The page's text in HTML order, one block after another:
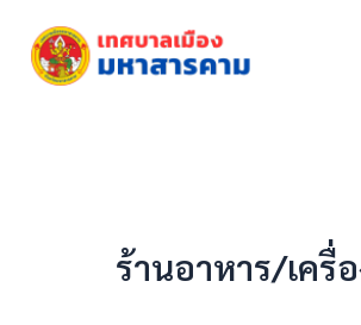
content
ร้านอาหาร/เครื่